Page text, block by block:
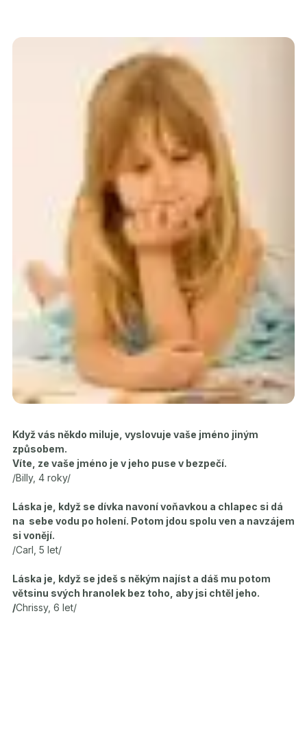
Když vás někdo miluje, vyslovuje vaše jméno jiným
způsobem.
Víte, ze vaše jméno je v jeho puse v bezpečí.
/Billy, 4 roky/
Láska je, když se dívka navoní voňavkou a chlapec si dá
na sebe vodu po holení. Potom jdou spolu ven a navzájem
si vonějí.
/Carl, 5 let/
Láska je, když se jdeš s někým najíst a dáš mu potom
větsinu svých hranolek bez toho, aby jsi chtěl jeho.
/Chrissy, 6 let/